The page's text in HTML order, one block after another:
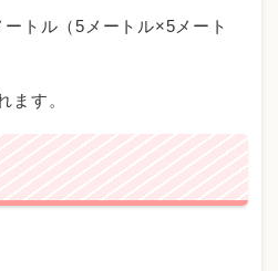
トル（5メートル×5メート
ます。